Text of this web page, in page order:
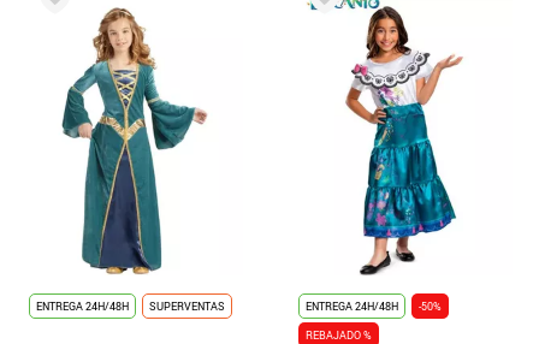
ENTREGA 24H/48H SUPERVENTAS ENTREGA 24H/48H
-50%
REBAJADO %